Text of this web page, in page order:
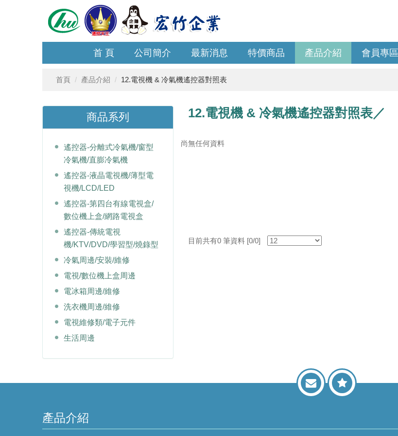
首 頁 公司簡介 最新消息 特價商品 產品介紹 會員專區
首頁 產品介紹 12.電視機 & 冷氣機遙控器對照表
商品系列
遙控器-分離式冷氣機/窗型
冷氣機/直膨冷氣機
遙控器-液晶電視機/薄型電
視機/LCD/LED
遙控器-第四台有線電視盒/
數位機上盒/網路電視盒
遙控器-傳統電視
機/KTV/DVD/學習型/燒錄型
冷氣周邊/安裝/維修
電視/數位機上盒周邊
電冰箱周邊/維修
洗衣機周邊/維修
電視維修類/電子元件
生活周邊
12.電視機 & 冷氣機遙控器對照表／
尚無任何資料
目前共有0 筆資料 [0/0]
產品介紹